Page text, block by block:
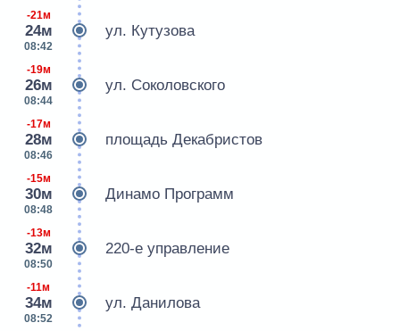
-21м
24м
08:42
ул. Кутузова
-19м
26м
08:44
ул. Соколовского
-17м
28м
08:46
площадь Декабристов
-15м
30м
08:48
Динамо Программ
-13м
32м
08:50
220-е управление
-11м
34м
08:52
ул. Данилова